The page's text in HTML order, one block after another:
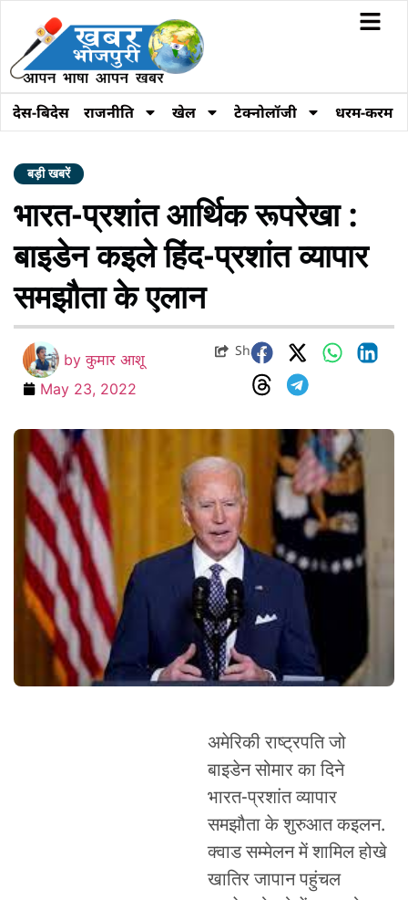
देस-बिदेस राजनीति खेल टेक्नोलॉजी धरम-करम
बड़ी खबरें
भारत-प्रशांत आर्थिक रूपरेखा :
बाइडेन कइले हिंद-प्रशांत व्यापार
समझौता के एलान
by कुमार आशू
May 23, 2022
Share
अमेरिकी राष्ट्रपति जो
बाइडेन सोमार का दिने
भारत-प्रशांत व्यापार
समझौता के शुरुआत कइलन.
क्वाड सम्मेलन में शामिल होखे
खातिर जापान पहुंचल